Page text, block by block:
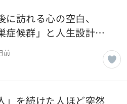
に訪れる心の空白、
症候群」と人生設計を
前
」を続けた人ほど突然